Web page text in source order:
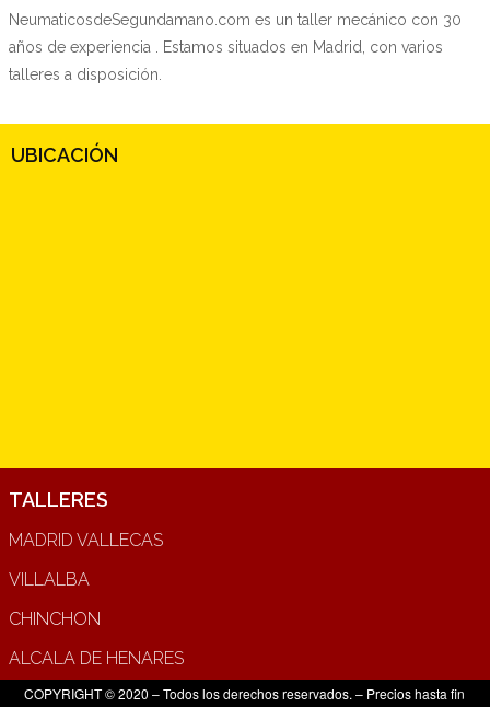
NeumaticosdeSegundamano.com es un taller mecánico con 30
años de experiencia . Estamos situados en Madrid, con varios
talleres a disposición.
UBICACIÓN
TALLERES
MADRID VALLECAS
VILLALBA
CHINCHON
ALCALA DE HENARES
COPYRIGHT © 2020 – Todos los derechos reservados. – Precios hasta fin